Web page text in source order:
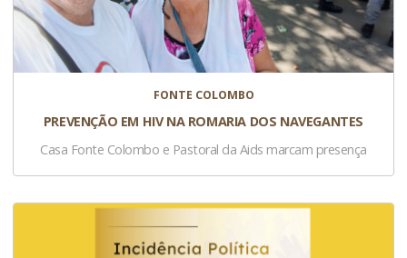
FONTE COLOMBO
PREVENÇÃO EM HIV NA ROMARIA DOS NAVEGANTES
Casa Fonte Colombo e Pastoral da Aids marcam presença